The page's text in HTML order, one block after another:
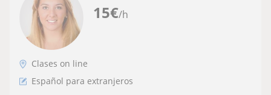
15€/h
Clases on line
Español para extranjeros